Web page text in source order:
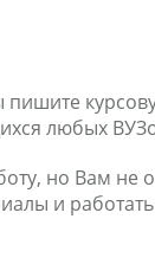
любых
но Вам
и